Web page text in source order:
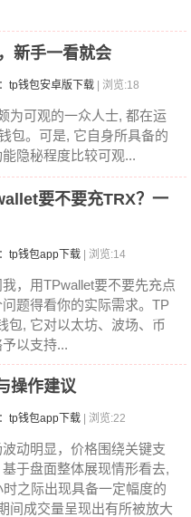
新手一看就会
tp钱包安卓版下载 | 浏览:18
为可观的一众人士, 都在运
包。可是, 它自身所具备的
隐秘程度比较可观...
要不要充TRX？一
tp钱包app下载 | 浏览:14
，用TPwallet要不要先充点
题得看你的实际需求。TP
包, 它对以太坊、波场、币
以支持...
操作建议
tp钱包app下载 | 浏览:22
动明显，价格围绕关键支
于盘面整体展现情形看去,
之际出现具备一定幅度的
间成交量呈现出有所被放大